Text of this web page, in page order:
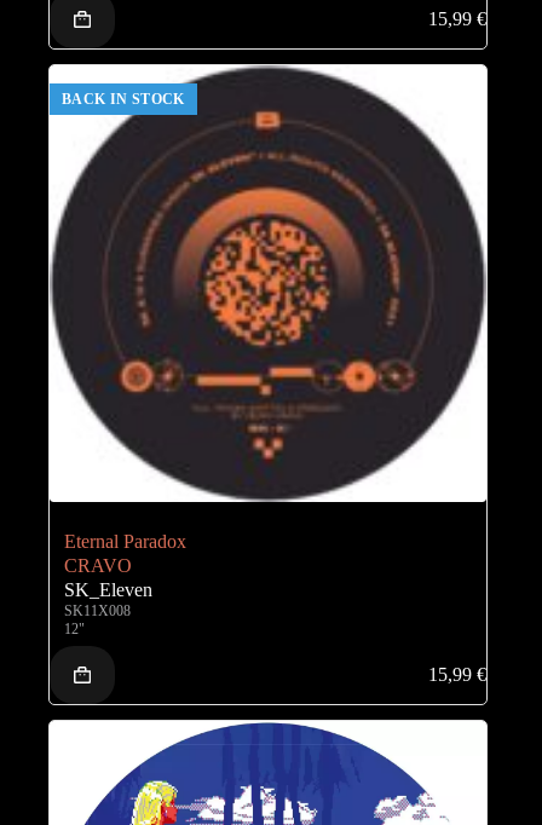
15,99€
BACK IN STOCK
Eternal Paradox
CRAVO
SK_Eleven
SK11X008
12"
15,99€